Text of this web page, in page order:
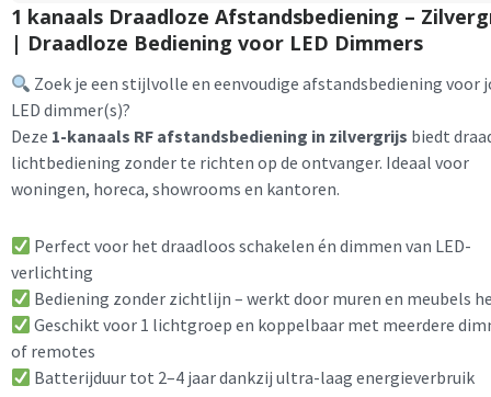
1 kanaals Draadloze Afstandsbediening –
| Draadloze Bediening voor LED Dimmers
Zoek je een stijlvolle en eenvoudige afstandsbediening voor
LED dimmer(s)?
Deze 1-kanaals RF afstandsbediening in zilvergrijs biedt
lichtbediening zonder te richten op de ontvanger. Ideaal voor
woningen, horeca, showrooms en kantoren.
Perfect voor het draadloos schakelen én dimmen van LED-
verlichting
Bediening zonder zichtlijn – werkt door muren en meubels
Geschikt voor 1 lichtgroep en koppelbaar met meerdere
of remotes
Batterijduur tot 2–4 jaar dankzij ultra-laag energieverbruik